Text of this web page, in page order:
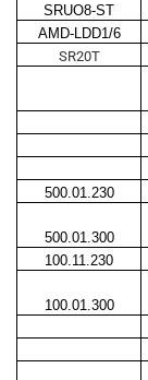
SRUO8-ST
AMD-LDD1/6
SR20T
500.01.230
500.01.300
100.11.230
100.01.300